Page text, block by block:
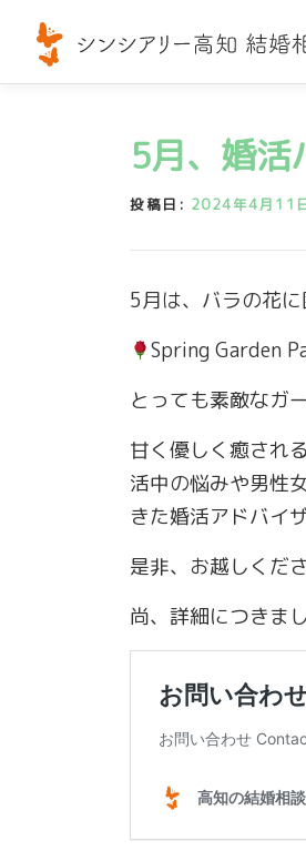
5月、婚活
投稿日: 2024年4月11
5月は、バラの花
Spring Garden
とっても素敵なガ
甘く優しく癒され
活中の悩みや男性
きた婚活アドバイ
是非、お越しくだ
尚、詳細につきま